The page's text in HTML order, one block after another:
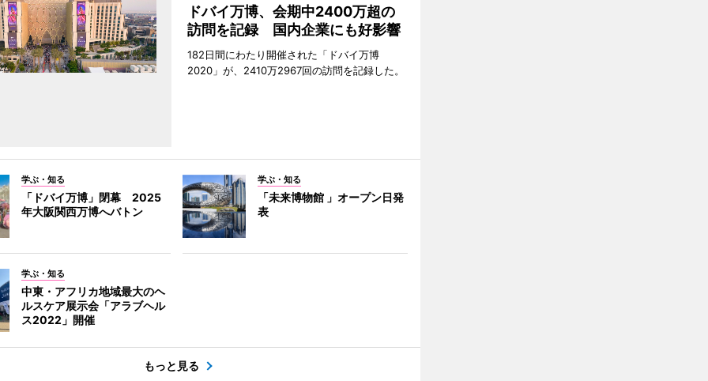
ドバイ万博、会期中2400万超の
訪問を記録 国内企業にも好影響
182日間にわたり開催された「ドバイ万博
2020」が、2410万2967回の訪問を記録した。
学ぶ・知る
「ドバイ万博」閉幕 2025
年大阪関西万博へバトン
学ぶ・知る
「未来博物館 」オープン日発
表
学ぶ・知る
中東・アフリカ地域最大のヘ
ルスケア展示会「アラブヘル
ス2022」開催
もっと見る